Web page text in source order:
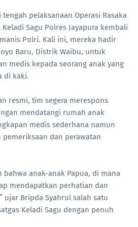
tengah pelaksanaan Operasi Rasaka
Keladi Sagu Polres Jayapura kembali
Polri. Kali ini, mereka hadir
Baru, Distrik Waibu, untuk
medis kepada seorang anak yang
di kaki.
resmi, tim segera merespons
mendatangi rumah anak
medis sederhana namun
dan perawatan
bahwa anak-anak Papua, di mana
mendapatkan perhatian dan
ujar Bripda Syahrul salah satu
Keladi Sagu dengan penuh